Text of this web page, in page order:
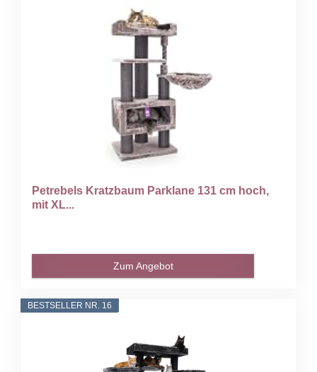
Petrebels Kratzbaum Parklane 131 cm hoch,
mit XL...
Zum Angebot
BESTSELLER NR. 16